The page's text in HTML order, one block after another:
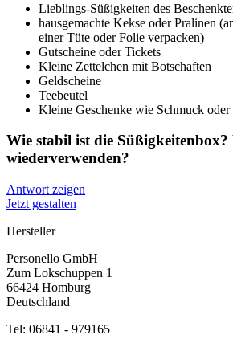
Lieblings-Süßigkeiten des
hausgemachte Kekse oder Pralinen
einer Tüte oder Folie verpacken)
Gutscheine oder Tickets
Kleine Zettelchen mit Botschaften
Geldscheine
Teebeutel
Kleine Geschenke wie Schmuck oder
Wie stabil ist die
wiederverwenden?
Antwort zeigen
Jetzt gestalten
Hersteller
Personello GmbH
Zum Lokschuppen 1
66424 Homburg
Deutschland
Tel: 06841 - 979165